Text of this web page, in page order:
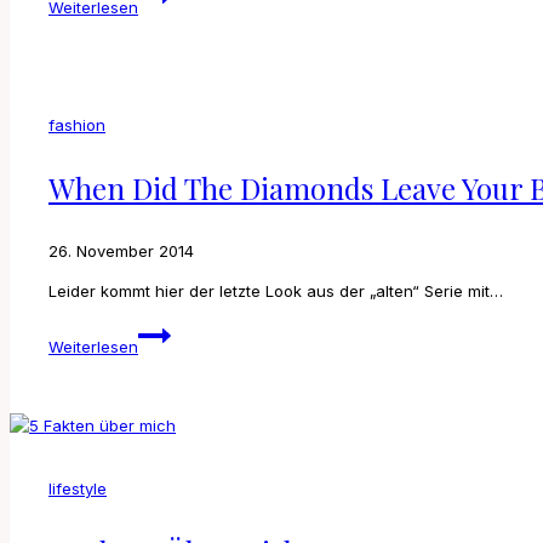
Weiterlesenwait
fashion
When Did The Diamonds Leave Your
26. November 2014
Leider kommt hier der letzte Look aus der „alten“ Serie mit…
Weiterlesen
When
did
leave
lifestyle